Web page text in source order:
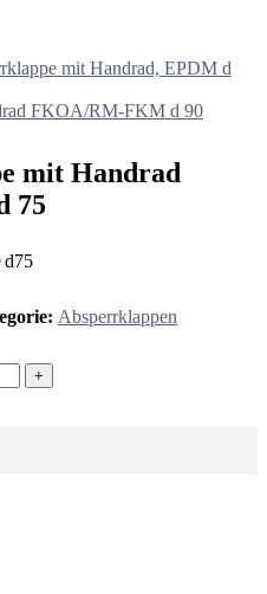
mit Handrad, EPDM d
FKOA/RM-FKM d 90
mit Handrad
75
d75
Absperrklappen
+